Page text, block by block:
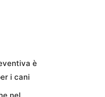
è
i cani